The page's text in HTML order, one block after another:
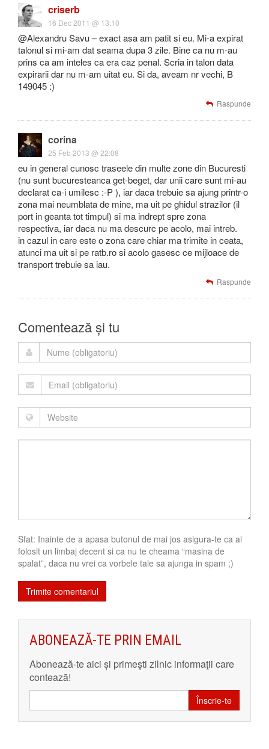
criserb
16 Dec 2011 @ 13:10
@Alexandru Savu – exact asa am patit si eu. Mi-a expirat
talonul si mi-am dat seama dupa 3 zile. Bine ca nu m-au
prins ca am inteles ca era caz penal. Scria in talon data
expirarii dar nu m-am uitat eu. Si da, aveam nr vechi, B
149045 :)
Raspunde
corina
25 Feb 2013 @ 22:08
eu in general cunosc traseele din multe zone din Bucuresti
(nu sunt bucuresteanca get-beget, dar unii care sunt mi-au
declarat ca-i umilesc :-P ), iar daca trebuie sa ajung printr-o
zona mai neumblata de mine, ma uit pe ghidul strazilor (il
port in geanta tot timpul) si ma indrept spre zona
respectiva, iar daca nu ma descurc pe acolo, mai intreb.
in cazul in care este o zona care chiar ma trimite in ceata,
atunci ma uit si pe ratb.ro si acolo gasesc ce mijloace de
transport trebuie sa iau.
Raspunde
Comentează și tu
Sfat: Inainte de a apasa butonul de mai jos asigura-te ca ai
folosit un limbaj decent si ca nu te cheama “masina de
spalat”, daca nu vrei ca vorbele tale sa ajunga in spam ;)
ABONEAZĂ-TE PRIN EMAIL
Abonează-te aici și primeşti zilnic informaţii care
contează!
Înscrie-te